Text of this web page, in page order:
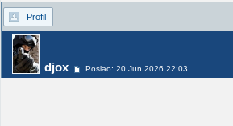
Profil
djox Poslao: 20 Jun 2026 22:03